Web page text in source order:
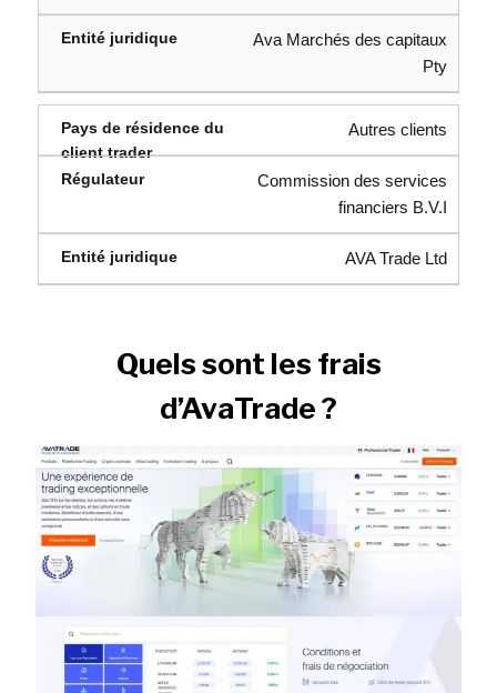
Ava Marchés des capitaux
Pty
Autres clients
Commission des services
financiers B.V.I
AVA Trade Ltd
Quels sont les frais
d’AvaTrade ?